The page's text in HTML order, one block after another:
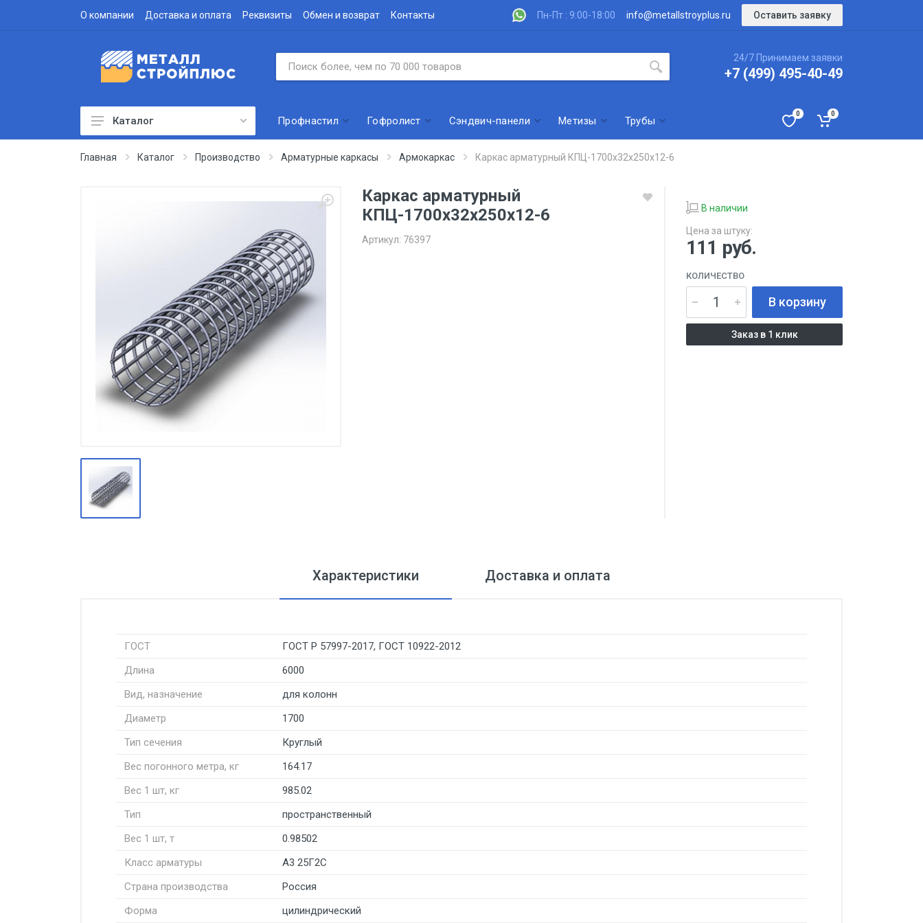
О компании Доставка и оплата Реквизиты Обмен и возврат Контакты Пн-Пт : 9:00-18:00 info@metallstroyplus.ru Оставить заявку
24/7 Принимаем заявки
+7 (499) 495-40-49
Профнастил
Производство
Штакетник
Черный металлопрокат
Нержавеющий металлопрокат
метизы
Оцинкованный металлопрокат
Запорная арматура
Каталог Профнастил Гофролист Сэндвич-панели Метизы Трубы
0 0
Главная Каталог Производство Арматурные каркасы Армокаркас Каркас арматурный КПЦ-1700х32х250х12-6
Каркас арматурный
КПЦ-1700х32х250х12-6
Артикул: 76397
В наличии
Цена за штуку:
111 руб.
КОЛИЧЕСТВО
В корзину
Заказ в 1 клик
Характеристики Доставка и оплата
ГОСТ
ГОСТ Р 57997-2017, ГОСТ 10922-2012
Длина
6000
Вид, назначение
для колонн
Диаметр
1700
Тип сечения
Круглый
Вес погонного метра, кг
164.17
Вес 1 шт, кг
985.02
Тип
пространственный
Вес 1 шт, т
0.98502
Класс арматуры
А3 25Г2С
Страна производства
Россия
Форма
цилиндрический